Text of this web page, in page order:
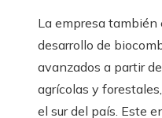
La empresa también
desarrollo de
avanzados a partir
agrícolas y
el sur del país. Este